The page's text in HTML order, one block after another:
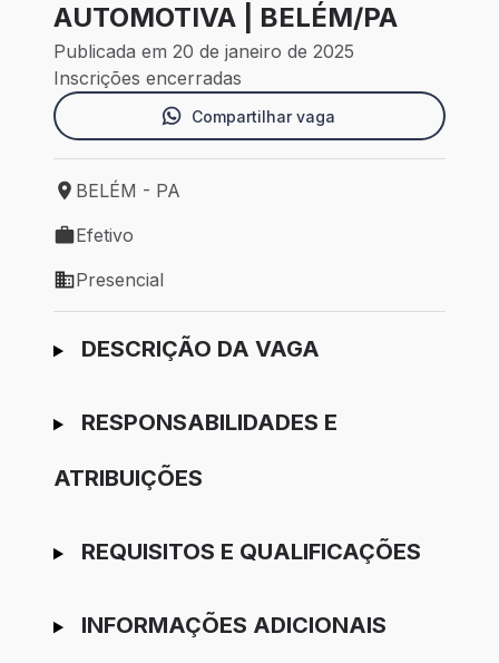
AUTOMOTIVA | BELÉM/PA
Publicada em 20 de janeiro de 2025
Inscrições encerradas
Compartilhar vaga
Local de trabalho: BELÉM - PA
BELÉM - PA
Tipo de vaga: Efetivo
Efetivo
Modelo de trabalho: Presencial
Presencial
Ir para candidatura
DESCRIÇÃO DA VAGA
RESPONSABILIDADES E
ATRIBUIÇÕES
REQUISITOS E QUALIFICAÇÕES
INFORMAÇÕES ADICIONAIS